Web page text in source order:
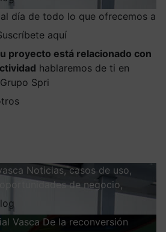
día de todo lo que ofrecemos a
aquí
proyecto está relacionado con
hablaremos de ti en
Spri
Noticias, casos de uso,
de negocio,
Vasca De la reconversión